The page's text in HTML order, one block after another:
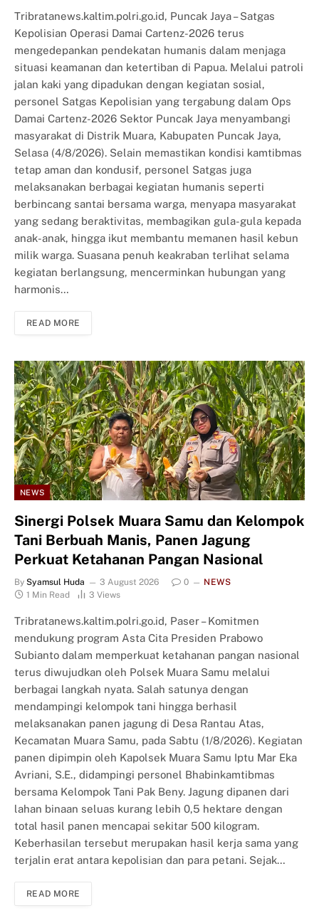
Tribratanews.kaltim.polri.go.id, Puncak Jaya – Satgas
Kepolisian Operasi Damai Cartenz-2026 terus
mengedepankan pendekatan humanis dalam menjaga
situasi keamanan dan ketertiban di Papua. Melalui patroli
jalan kaki yang dipadukan dengan kegiatan sosial,
personel Satgas Kepolisian yang tergabung dalam Ops
Damai Cartenz-2026 Sektor Puncak Jaya menyambangi
masyarakat di Distrik Muara, Kabupaten Puncak Jaya,
Selasa (4/8/2026). Selain memastikan kondisi kamtibmas
tetap aman dan kondusif, personel Satgas juga
melaksanakan berbagai kegiatan humanis seperti
berbincang santai bersama warga, menyapa masyarakat
yang sedang beraktivitas, membagikan gula-gula kepada
anak-anak, hingga ikut membantu memanen hasil kebun
milik warga. Suasana penuh keakraban terlihat selama
kegiatan berlangsung, mencerminkan hubungan yang
harmonis…
READ MORE
NEWS
Sinergi Polsek Muara Samu dan Kelompok
Tani Berbuah Manis, Panen Jagung
Perkuat Ketahanan Pangan Nasional
By Syamsul Huda 3 August 2026 0
NEWS
1 Min Read
3 Views
Tribratanews.kaltim.polri.go.id, Paser – Komitmen
mendukung program Asta Cita Presiden Prabowo
Subianto dalam memperkuat ketahanan pangan nasional
terus diwujudkan oleh Polsek Muara Samu melalui
berbagai langkah nyata. Salah satunya dengan
mendampingi kelompok tani hingga berhasil
melaksanakan panen jagung di Desa Rantau Atas,
Kecamatan Muara Samu, pada Sabtu (1/8/2026). Kegiatan
panen dipimpin oleh Kapolsek Muara Samu Iptu Mar Eka
Avriani, S.E., didampingi personel Bhabinkamtibmas
bersama Kelompok Tani Pak Beny. Jagung dipanen dari
lahan binaan seluas kurang lebih 0,5 hektare dengan
total hasil panen mencapai sekitar 500 kilogram.
Keberhasilan tersebut merupakan hasil kerja sama yang
terjalin erat antara kepolisian dan para petani. Sejak…
READ MORE